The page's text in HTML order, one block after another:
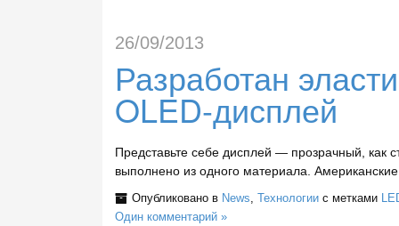
26/09/2013
Разработан
OLED-дисплей
Представьте себе дисплей — прозрачный, как
выполнено из одного материала.
Опубликовано в News, Технологиис метками
Один комментарий »